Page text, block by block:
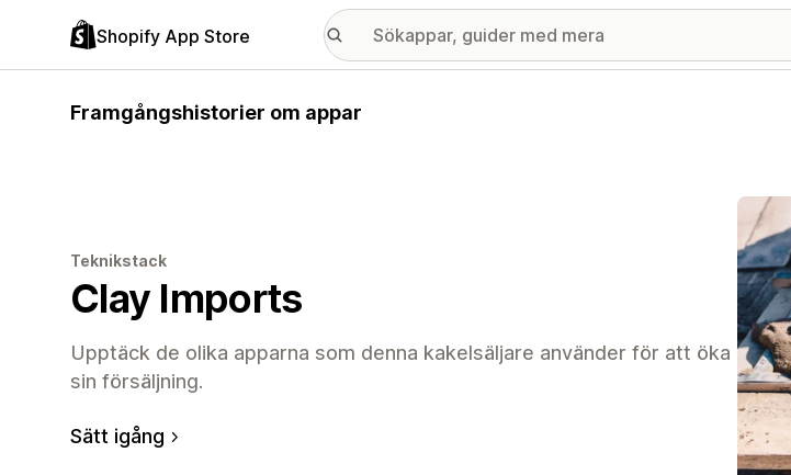
Shopify App Store
Framgångshistorier om appar
Teknikstack
Clay Imports
Upptäck de olika apparna som denna kakelsäljare använder för att öka
sin försäljning.
Sätt igång